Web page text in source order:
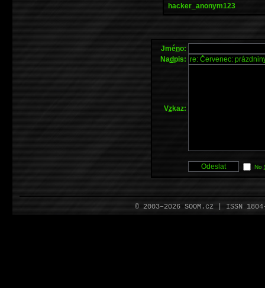
hacker_anonym123
Jméno:
Nadpis:
Vzkaz:
No
© 2003–2026 SOOM.cz | ISSN